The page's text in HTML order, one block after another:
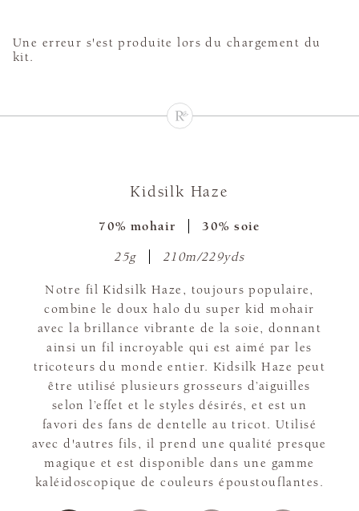
Une erreur s'est produite lors du chargement du
kit.
Kidsilk Haze
70% mohair 30% soie
25g 210m/229yds
Notre fil Kidsilk Haze, toujours populaire,
combine le doux halo du super kid mohair
avec la brillance vibrante de la soie, donnant
ainsi un fil incroyable qui est aimé par les
tricoteurs du monde entier. Kidsilk Haze peut
être utilisé plusieurs grosseurs d’aiguilles
selon l’effet et le styles désirés, et est un
favori des fans de dentelle au tricot. Utilisé
avec d'autres fils, il prend une qualité presque
magique et est disponible dans une gamme
kaléidoscopique de couleurs époustouflantes.